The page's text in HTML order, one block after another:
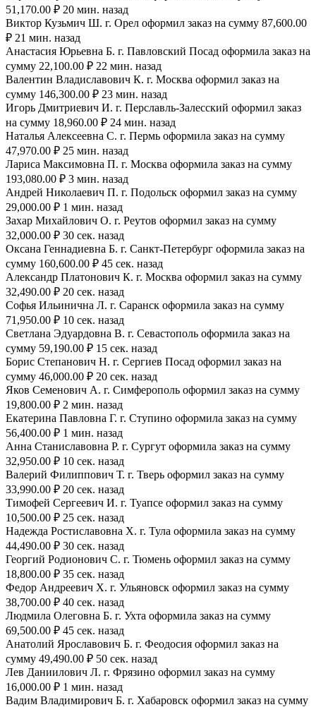
51,170.00 ₽ 20 мин. назад
Виктор Кузьмич Ш. г. Орел оформил заказ на сумму 87,600.00
₽ 21 мин. назад
Анастасия Юрьевна Б. г. Павловский Посад оформила заказ на
сумму 22,100.00 ₽ 22 мин. назад
Валентин Владиславович К. г. Москва оформил заказ на
сумму 146,300.00 ₽ 23 мин. назад
Игорь Дмитриевич И. г. Перславль-Залесский оформил заказ
на сумму 18,960.00 ₽ 24 мин. назад
Наталья Алексеевна С. г. Пермь оформила заказ на сумму
47,970.00 ₽ 25 мин. назад
Лариса Максимовна П. г. Москва оформила заказ на сумму
193,080.00 ₽ 3 мин. назад
Андрей Николаевич П. г. Подольск оформил заказ на сумму
29,000.00 ₽ 1 мин. назад
Захар Михайлович О. г. Реутов оформил заказ на сумму
32,000.00 ₽ 30 сек. назад
Оксана Геннадиевна Б. г. Санкт-Петербург оформила заказ на
сумму 160,600.00 ₽ 45 сек. назад
Александр Платонович К. г. Москва оформил заказ на сумму
32,490.00 ₽ 20 сек. назад
Софья Ильинична Л. г. Саранск оформила заказ на сумму
71,950.00 ₽ 10 сек. назад
Светлана Эдуардовна В. г. Севастополь оформила заказ на
сумму 59,190.00 ₽ 15 сек. назад
Борис Степанович Н. г. Сергиев Посад оформил заказ на
сумму 46,000.00 ₽ 20 сек. назад
Яков Семенович А. г. Симферополь оформил заказ на сумму
19,800.00 ₽ 2 мин. назад
Екатерина Павловна Г. г. Ступино оформила заказ на сумму
56,400.00 ₽ 1 мин. назад
Анна Станиславовна Р. г. Сургут оформила заказ на сумму
32,950.00 ₽ 10 сек. назад
Валерий Филиппович Т. г. Тверь оформил заказ на сумму
33,990.00 ₽ 20 сек. назад
Тимофей Сергеевич И. г. Туапсе оформил заказ на сумму
10,500.00 ₽ 25 сек. назад
Надежда Ростиславовна Х. г. Тула оформила заказ на сумму
44,490.00 ₽ 30 сек. назад
Георгий Родионович С. г. Тюмень оформил заказ на сумму
18,800.00 ₽ 35 сек. назад
Федор Андреевич Х. г. Ульяновск оформил заказ на сумму
38,700.00 ₽ 40 сек. назад
Людмила Олеговна Б. г. Ухта оформила заказ на сумму
69,500.00 ₽ 45 сек. назад
Анатолий Ярославович Б. г. Феодосия оформил заказ на
сумму 49,490.00 ₽ 50 сек. назад
Лев Даниилович Л. г. Фрязино оформил заказ на сумму
16,000.00 ₽ 1 мин. назад
Вадим Владимирович Б. г. Хабаровск оформил заказ на сумму